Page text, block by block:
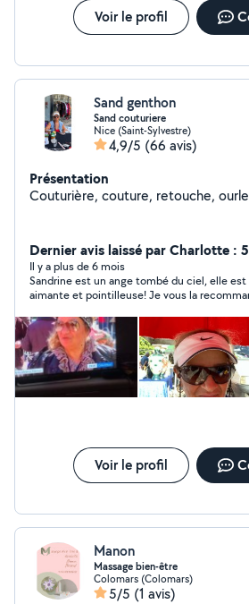
Voir le profil
Sand genthon
Sand couturiere
Nice (Saint-Sylvestre)
4,9/5 (66 avis)
Présentation
Couturière, couture, retouche,
Dernier avis laissé par Charlotte :
Il y a plus de 6 mois
Sandrine est un ange tombé du ciel, elle
aimante et pointilleuse! Je vous la
Voir le profil
Manon
Massage bien-être
Colomars (Colomars)
5/5 (1 avis)